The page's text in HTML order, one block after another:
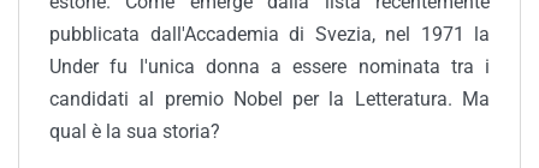
pubblicata dall'Accademia di Svezia, nel 1971 la
Under fu l'unica donna a essere nominata tra i
candidati al premio Nobel per la Letteratura. Ma
qual è la sua storia?